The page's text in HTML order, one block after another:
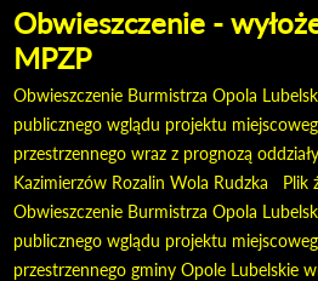
Obwieszczenie -
MPZP
Obwieszczenie Burmistrza Opola
publicznego wglądu projektu
przestrzennego wraz z prognozą
Kazimierzów Rozalin Wola Rudzka Plik
Obwieszczenie Burmistrza Opola
publicznego wglądu projektu
przestrzennego gminy Opole Lubelskie